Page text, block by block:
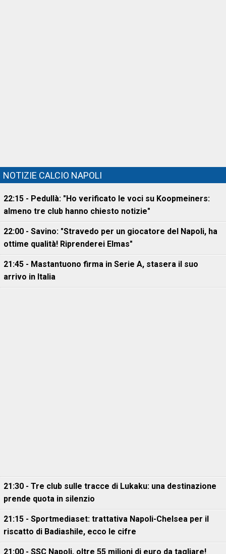
NOTIZIE CALCIO NAPOLI
22:15 - Pedullà: "Ho verificato le voci su Koopmeiners:
almeno tre club hanno chiesto notizie"
22:00 - Savino: "Stravedo per un giocatore del Napoli, ha
ottime qualità! Riprenderei Elmas"
21:45 - Mastantuono firma in Serie A, stasera il suo
arrivo in Italia
21:30 - Tre club sulle tracce di Lukaku: una destinazione
prende quota in silenzio
21:15 - Sportmediaset: trattativa Napoli-Chelsea per il
riscatto di Badiashile, ecco le cifre
21:00 - SSC Napoli, oltre 55 milioni di euro da tagliare!